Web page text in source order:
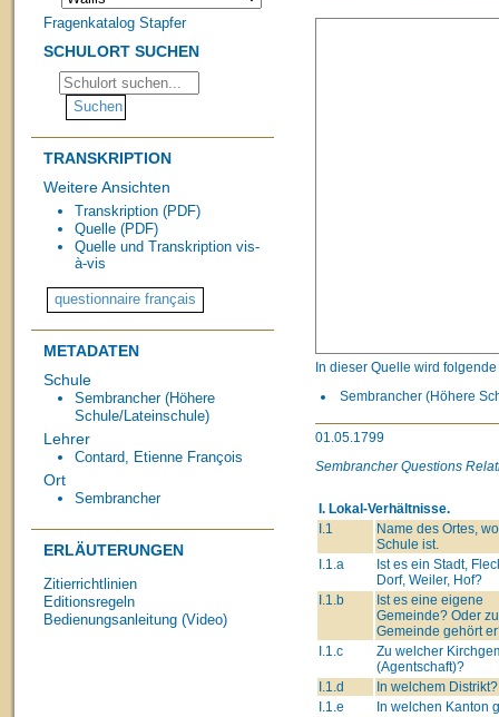
Fragenkatalog Stapfer
SCHULORT SUCHEN
TRANSKRIPTION
Weitere Ansichten
Transkription (PDF)
Quelle (PDF)
Quelle und Transkription vis-
à-vis
METADATEN
Schule
Sembrancher (Höhere
Schule/Lateinschule)
Lehrer
Contard, Etienne François
Ort
Sembrancher
ERLÄUTERUNGEN
Zitierrichtlinien
Editionsregeln
Bedienungsanleitung (Video)
In dieser Quelle wird
Sembrancher (Höhere
01.05.1799
Sembrancher Questions
I. Lokal-Verhältnisse.
I.1
Name des Ortes,
Schule ist.
I.1.a
Ist es ein Stadt,
Dorf, Weiler, Hof?
I.1.b
Ist es eine eigene
Gemeinde? Oder
Gemeinde gehört
I.1.c
Zu welcher
(Agentschaft)?
I.1.d
In welchem Distrikt?
I.1.e
In welchen Kanton